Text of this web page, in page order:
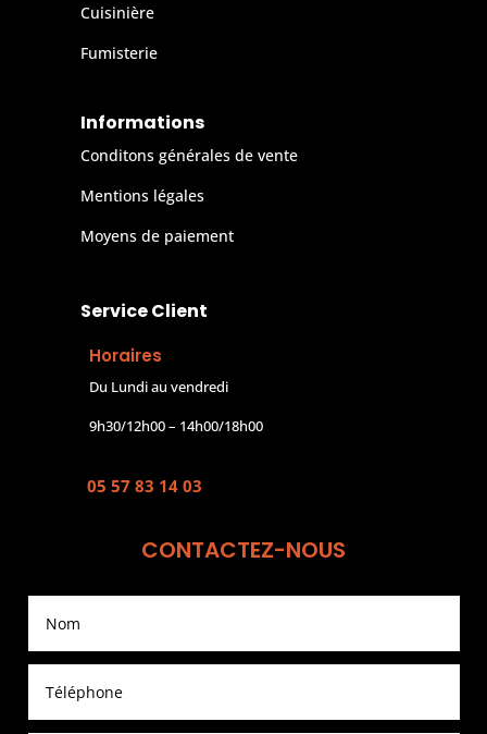
Cuisinière
Fumisterie
Informations
Conditons générales de vente
Mentions légales
Moyens de paiement
Service Client
Horaires
Du Lundi au vendredi
9h30/12h00 – 14h00/18h00
05 57 83 14 03
CONTACTEZ-NOUS